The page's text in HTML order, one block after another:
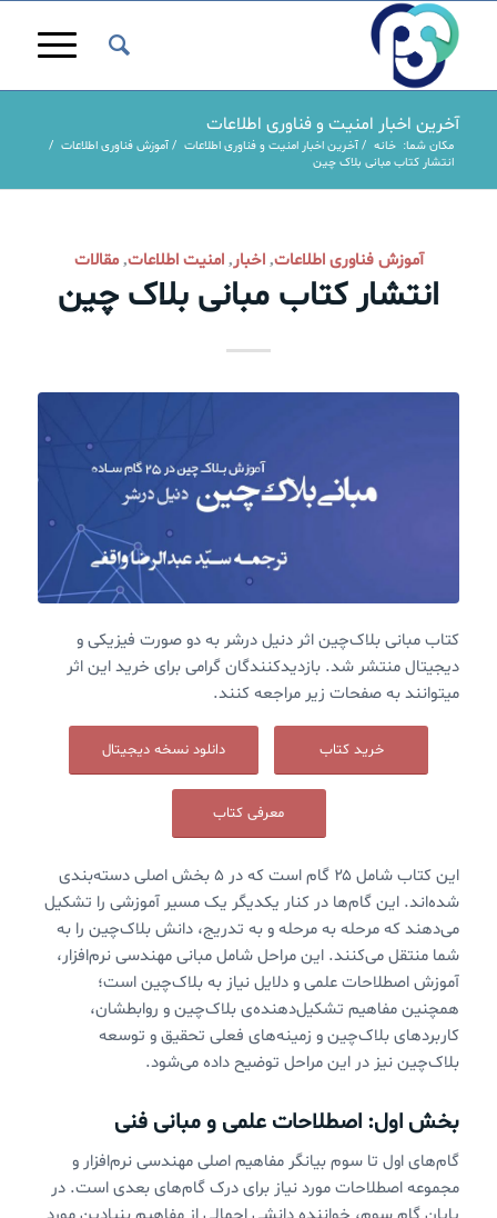
آخرین اخبار امنیت و فناوری اطلاعات
مکان شما: خانه / آخرین اخبار امنیت و فناوری اطلاعات / آموزش فناوری اطلاعات /
انتشار کتاب مبانی بلاک چین
آموزش فناوری اطلاعات,اخبار,امنیت اطلاعات,مقالات
انتشار کتاب مبانی بلاک چین
کتاب مبانی بلاک‌چین اثر دنیل درشر به دو صورت فیزیکی و
دیجیتال منتشر شد. بازدیدکنندگان گرامی برای خرید این اثر
میتوانند به صفحات زیر مراجعه کنند.
خرید کتاب دانلود نسخه دیجیتال
معرفی کتاب
این کتاب شامل ۲۵ گام است که در ۵ بخش اصلی دسته‌بندی
شده‌اند. این گام‌ها در کنار یکدیگر یک مسیر آموزشی را تشکیل
می‌دهند که مرحله به مرحله و به تدریج، دانش بلاک‌‌چین را به
شما منتقل می‌کنند. این مراحل شامل مبانی مهندسی نرم‌افزار،
آموزش اصطلاحات علمی و دلایل نیاز به بلاک‌چین است؛
همچنین مفاهیم تشکیل‌دهنده‌ی بلاک‌چین و روابطشان،
کاربردهای بلاک‌چین و زمینه‌های فعلی تحقیق و توسعه
بلاک‌چین نیز در این مراحل توضیح داده می‌شود.
بخش اول: اصطلاحات علمی و مبانی فنی
گام‌های اول تا سوم بیانگر مفاهیم اصلی مهندسی نرم‌افزار و
مجموعه اصطلاحات مورد نیاز برای درک گام‌های بعدی است. در